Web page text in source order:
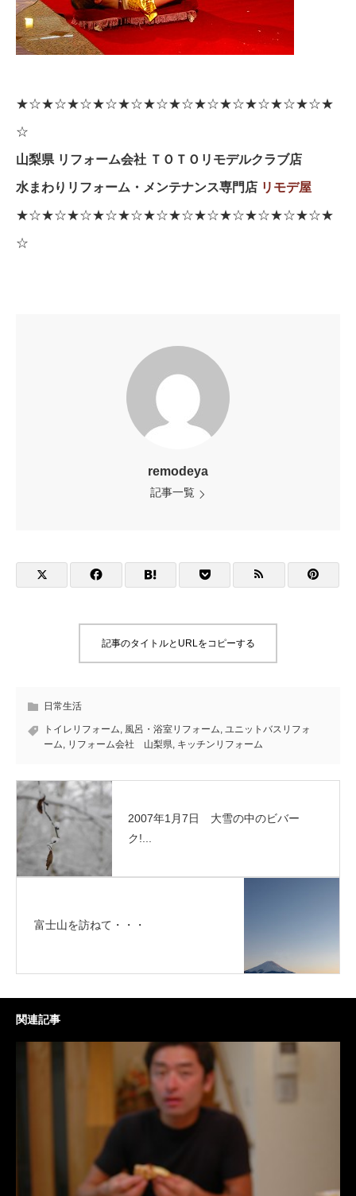
★☆★☆★☆★☆★☆★☆★☆★☆★☆★☆★☆★☆★
☆
山梨県 リフォーム会社 ＴＯＴＯリモデルクラブ店
水まわりリフォーム・メンテナンス専門店 リモデ屋
★☆★☆★☆★☆★☆★☆★☆★☆★☆★☆★☆★☆★
☆
remodeya
記事一覧
記事のタイトルとURLをコピーする
日常生活
トイレリフォーム, 風呂・浴室リフォーム, ユニットバスリフォ
ーム, リフォーム会社 山梨県, キッチンリフォーム
2007年1月7日 大雪の中のビバー
ク!...
富士山を訪ねて・・・
関連記事